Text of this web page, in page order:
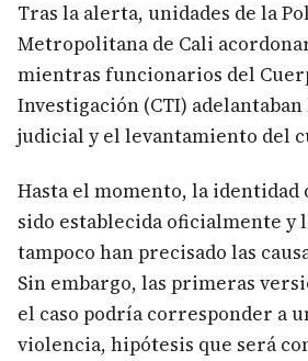
Tras la alerta, unidades de la
Metropolitana de Cali
mientras funcionarios del
Investigación (CTI)
judicial y el levantamiento del
Hasta el momento, la identidad
sido establecida oficialmente y
tampoco han precisado las
Sin embargo, las primeras
el caso podría corresponder a
violencia, hipótesis que será